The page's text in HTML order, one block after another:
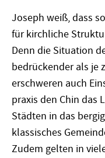
Joseph weiß, dass
für kirchliche
Denn die Situation
bedrückender als je
erschweren auch
praxis den Chin das
Städten in das
klassisches
Zudem gelten in